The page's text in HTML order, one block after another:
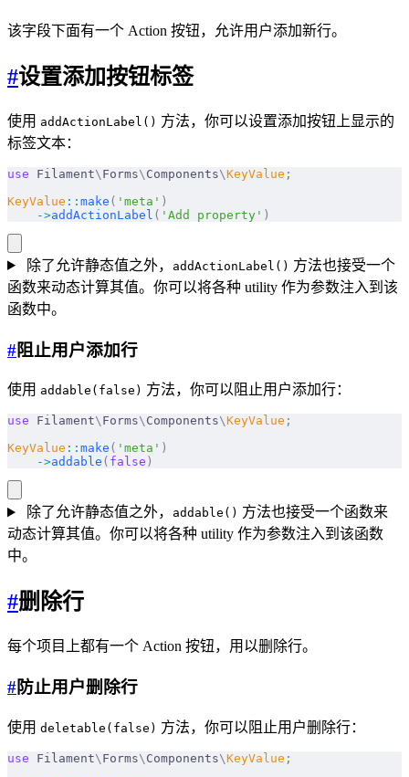
该字段下面有一个 Action 按钮，允许用户添加新行。
#设置添加按钮标签
使用 addActionLabel() 方法，你可以设置添加按钮上显示的
标签文本：
use Filament\ Forms\ Components\KeyValue ;
KeyValue :: make ( 'meta' )
    ->
addActionLabel ( 'Add property' )
除了允许静态值之外， addActionLabel() 方法也接受一个
函数来动态计算其值。你可以将各种 utility 作为参数注入到该
函数中。
#阻止用户添加行
使用 addable(false) 方法，你可以阻止用户添加行：
use Filament\ Forms\ Components\KeyValue ;
KeyValue :: make ( 'meta' )
    ->
addable ( false )
除了允许静态值之外， addable() 方法也接受一个函数来
动态计算其值。你可以将各种 utility 作为参数注入到该函数
中。
#删除行
每个项目上都有一个 Action 按钮，用以删除行。
#防止用户删除行
使用 deletable(false) 方法，你可以阻止用户删除行：
use Filament\ Forms\ Components\KeyValue ;